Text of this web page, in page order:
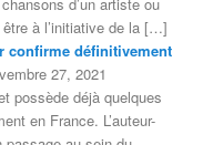
d’un artiste ou
être à l’initiative de la […]
confirme définitivement
27, 2021
possède déjà quelques
en France. L’auteur-